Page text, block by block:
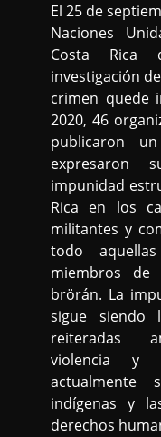
El 25 de
Naciones
Costa Rica
investigación
crimen quede
2020, 46
publicaron un
expresaron
impunidad
Rica en los
militantes y
todo
miembros
brörán. La
sigue siendo
reiteradas
violencia y
actualmente
indígenas y
derechos